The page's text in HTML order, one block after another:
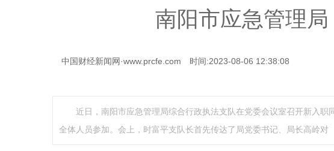
南阳市应急管理
中国财经新闻网·www.prcfe.com 时间:2023-08-06 12:38:08
近日，南阳市应急管理局综合行政执法支队在党委会议室召开新入职
全体人员参加。会上，时富平支队长首先传达了局党委书记、局长高岭对